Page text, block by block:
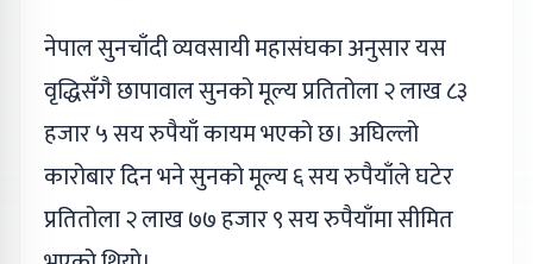
नेपाल सुनचाँदी व्यवसायी महासंघका अनुसार यस
वृद्धिसँगै छापावाल सुनको मूल्य प्रतितोला २ लाख ८३
हजार ५ सय रुपैयाँ कायम भएको छ। अघिल्लो
कारोबार दिन भने सुनको मूल्य ६ सय रुपैयाँले घटेर
प्रतितोला २ लाख ७७ हजार ९ सय रुपैयाँमा सीमित